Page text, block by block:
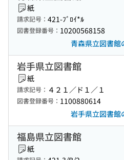
紙
請求記号： 421-ﾌﾞﾛｲ*ﾙ
図書登録番号： 10200568158
青森県立図書館
岩手県立図書館
紙
請求記号： ４２１／ド１／１
図書登録番号： 1100880614
岩手県立図書館
福島県立図書館
紙